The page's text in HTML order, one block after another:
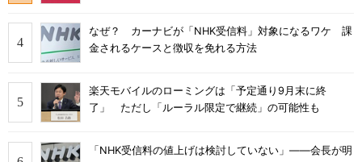
なぜ？ カーナビが「NHK受信料」対象になるワケ 課
金されるケースと徴収を免れる方法
楽天モバイルのローミングは「予定通り9月末に終
了」 ただし「ルーラル限定で継続」の可能性も
「NHK受信料の値上げは検討していない」――会長が明